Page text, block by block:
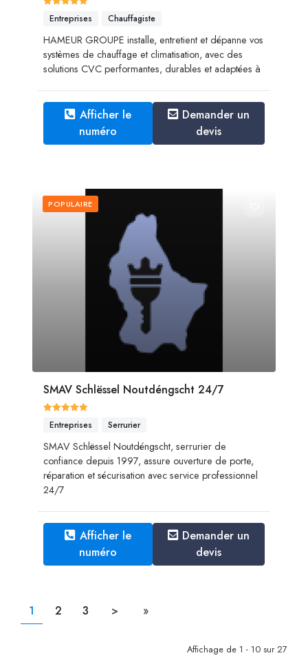
Entreprises Chauffagiste
HAMEUR GROUPE installe, entretient et dépanne vos
systèmes de chauffage et climatisation, avec des
solutions CVC performantes, durables et adaptées à
Afficher le
numéro
Demander un
devis
POPULAIRE
SMAV Schlëssel Noutdéngscht 24/7
Entreprises Serrurier
SMAV Schlëssel Noutdéngscht, serrurier de
confiance depuis 1997, assure ouverture de porte,
réparation et sécurisation avec service professionnel
24/7
Afficher le
numéro
Demander un
devis
1 2 3 > »
Affichage de 1 - 10 sur 27